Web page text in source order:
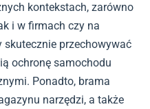
kontekstach, zarówno
i w firmach czy na
skutecznie przechowywać
ochronę samochodu
Ponadto, brama
narzędzi, a także